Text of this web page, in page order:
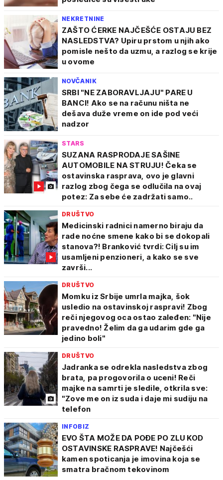
NEKRETNINE
ZAŠTO ĆERKE NAJČEŠĆE OSTAJU BEZ
NASLEDSTVA? Upiru prstom u njih ako
pomisle nešto da uzmu, a razlog se krije
u ovome
NOVČANIK
SRBI "NE ZABORAVLJAJU" PARE U
BANCI! Ako se na računu ništa ne
dešava duže vreme on ide pod veći
nadzor
STARS
SUZANA RASPRODAJE SAŠINE
AUTOMOBILE NA STRUJU! Čeka se
ostavinska rasprava, ovo je glavni
razlog zbog čega se odlučila na ovaj
potez: Za sebe će zadržati samo..
DRUŠTVO
Medicinski radnici namerno biraju da
rade noćne smene kako bi se dokopali
stanova?! Branković tvrdi: Cilj su im
usamljeni penzioneri, a kako se sve
završi...
DRUŠTVO
Momku iz Srbije umrla majka, šok
usledio na ostavinskoj raspravi! Zbog
reči njegovog oca ostao zaleđen: "Nije
pravedno! Želim da ga udarim gde ga
jedino boli"
DRUŠTVO
Jadranka se odrekla nasledstva zbog
brata, pa progovorila o uceni! Reči
majke na samrti je sledile, otkrila sve:
"Zove me on iz suda i daje mi sudiju na
telefon
INFOBIZ
EVO ŠTA MOŽE DA POĐE PO ZLU KOD
OSTAVINSKE RASPRAVE! Najčešći
kamen spoticanja je imovina koja se
smatra bračnom tekovinom